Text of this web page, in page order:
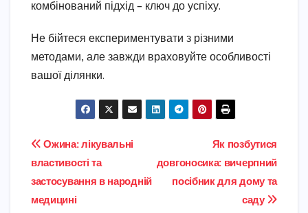
комбінований підхід – ключ до успіху.
Не бійтеся експериментувати з різними
методами, але завжди враховуйте особливості
вашої ділянки.
Навігація
записів
Як позбутися
довгоносика: вичерпний
посібник для дому та
саду
Ожина: лікувальні
властивості та
застосування в народній
медицині